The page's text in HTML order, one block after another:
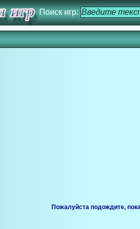
Поиск игр:
Пожалуйста подождите,